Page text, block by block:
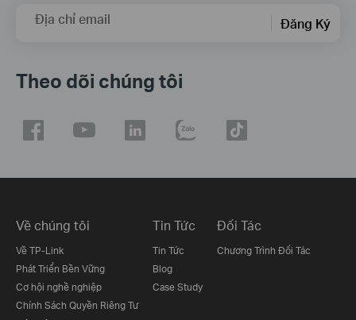
Địa chỉ email Đăng Ký
Theo dõi chúng tôi
Về chúng tôi
Về TP-Link
Phát Triển Bền Vững
Cơ hội nghề nghiệp
Chính Sách Quyền Riêng Tư
Tin Tức
Tin Tức
Blog
Case Study
Đối Tác
Chương Trình Đối Tác